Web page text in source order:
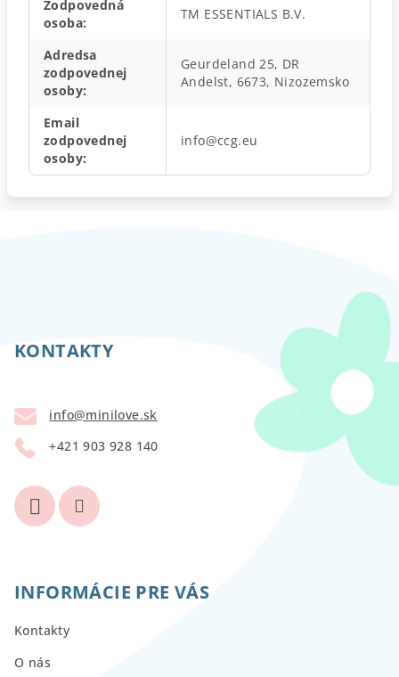
Zodpovedná
osoba:
TM ESSENTIALS B.V.
Adredsa
zodpovednej
osoby:
Geurdeland 25, DR
Andelst, 6673, Nizozemsko
Email
zodpovednej
osoby:
info@ccg.eu
KONTAKTY
info@minilove.sk
+421 903 928 140
INFORMÁCIE PRE VÁS
Kontakty
O nás